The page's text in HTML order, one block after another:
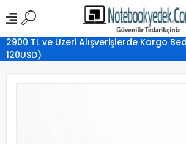
2900 TL ve Üzeri Alışverişlerde Kargo
120USD)